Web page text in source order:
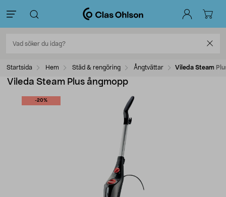
Startsida Hem Städ & rengöring Ångtvättar Vileda Steam
Vileda Steam Plus ångmopp
-20%